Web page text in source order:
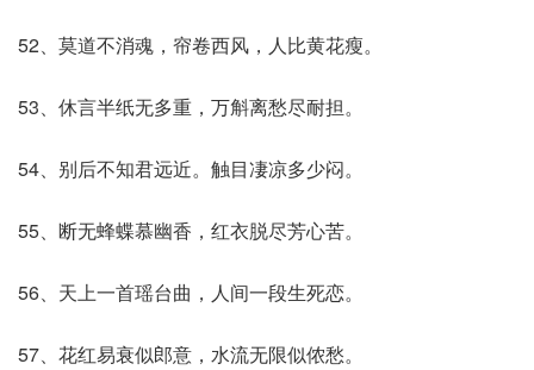
52、莫道不消魂，帘卷西风，人比黄花瘦。
53、休言半纸无多重，万斛离愁尽耐担。
54、别后不知君远近。触目凄凉多少闷。
55、断无蜂蝶慕幽香，红衣脱尽芳心苦。
56、天上一首瑶台曲，人间一段生死恋。
57、花红易衰似郎意，水流无限似侬愁。